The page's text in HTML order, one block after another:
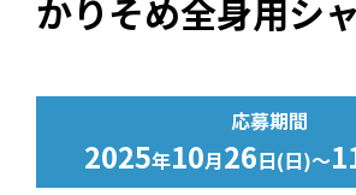
かりそめ全身用シ
応募期間
2025年10月26日(日)～